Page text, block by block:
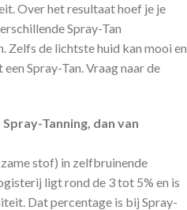
Over het resultaat hoef je je
Spray-Tan
de lichtste huid kan mooi en
Spray-Tan. Vraag naar de
Tanning, dan van
stof) in zelfbruinende
ligt rond de 3 tot 5% en is
Dat percentage is bij Spray-